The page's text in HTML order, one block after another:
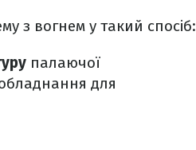
з вогнем у такий спосіб:
палаючої
для